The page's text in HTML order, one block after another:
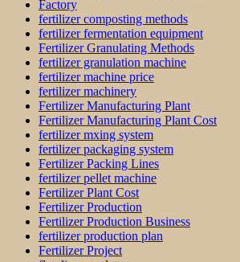
Factory
fertilizer composting methods
fertilizer fermentation equipment
Fertilizer Granulating Methods
fertilizer granulation machine
fertilizer machine price
fertilizer machinery
Fertilizer Manufacturing Plant
Fertilizer Manufacturing Plant Cost
fertilizer mxing system
fertilizer packaging system
Fertilizer Packing Lines
fertilizer pellet machine
Fertilizer Plant Cost
Fertilizer Production
Fertilizer Production Business
fertilizer production plan
Fertilizer Project